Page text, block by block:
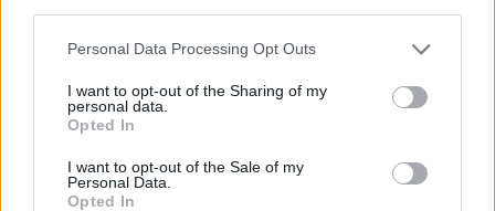
Please note that this website/app uses one or more Google
not limited to your visit or usage behaviour. You may click to
grant or deny consent to Google and its third-party tags to
use your data for below specified purposes in below Google
consent section.
Personal Data Processing Opt Outs
I want to opt-out of the Sharing of my
personal data.
Opted In
I want to opt-out of the Sale of my
Personal Data.
Opted In